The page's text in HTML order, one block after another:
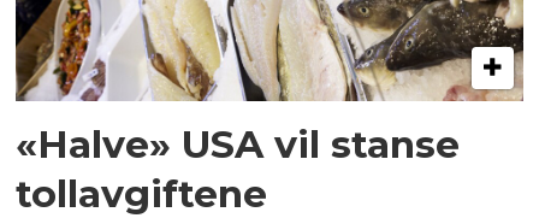
«Halve» USA vil stanse
tollavgiftene